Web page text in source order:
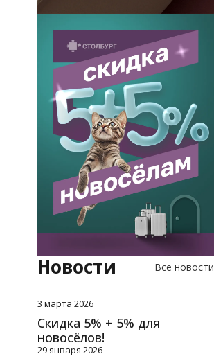
Новости Все новости
3 марта 2026
​Скидка 5% + 5% для
новосёлов!
29 января 2026